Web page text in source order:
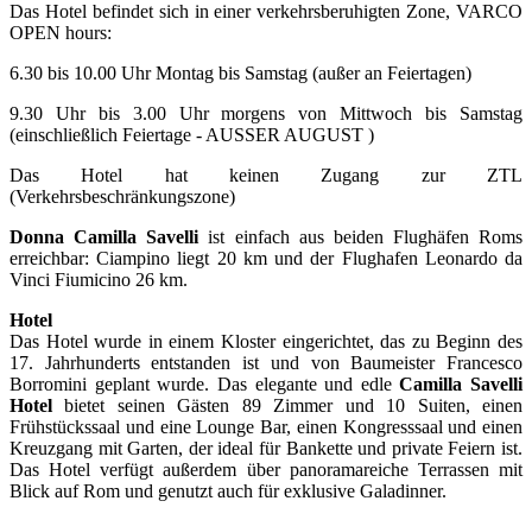
Das Hotel befindet sich in einer verkehrsberuhigten Zone, VARCO
OPEN hours:
6.30 bis 10.00 Uhr Montag bis Samstag (außer an Feiertagen)
9.30 Uhr bis 3.00 Uhr morgens von Mittwoch bis Samstag
(einschließlich Feiertage - AUSSER AUGUST )
Das Hotel hat keinen Zugang zur ZTL
(Verkehrsbeschränkungszone)
Donna Camilla Savelli ist einfach aus beiden Flughäfen Roms
erreichbar: Ciampino liegt 20 km und der Flughafen Leonardo da
Vinci Fiumicino 26 km.
Hotel
Das Hotel wurde in einem Kloster eingerichtet, das zu Beginn des
17. Jahrhunderts entstanden ist und von Baumeister Francesco
Borromini geplant wurde. Das elegante und edleCamilla Savelli
Hotel bietet seinen Gästen 89 Zimmer und 10 Suiten, einen
Frühstückssaal und eine Lounge Bar, einen Kongresssaal und einen
Kreuzgang mit Garten, der ideal für Bankette und private Feiern ist.
Das Hotel verfügt außerdem über panoramareiche Terrassen mit
Blick auf Rom und genutzt auch für exklusive Galadinner.